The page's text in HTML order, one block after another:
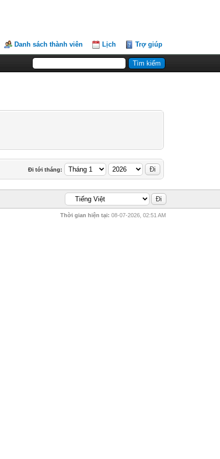
Danh sách thành viên Lịch Trợ giúp
Đi tới tháng:
Thời gian hiện tại: 08-07-2026, 02:51 AM